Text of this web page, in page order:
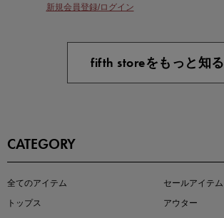
買えば買うほどお得! 最大半額クーポン
新規会員登録/ログイン
fifth storeをもっと知る
CATEGORY
全てのアイテム
セールアイテム
トップス
アウター